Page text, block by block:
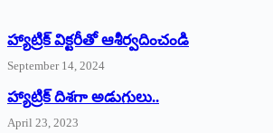
హ్యాట్రిక్‌ ‌విక్టరీతో ఆశీర్వదించండి
September 14, 2024
‌హ్యాట్రిక్‌ ‌దిశగా అడుగులు..
April 23, 2023